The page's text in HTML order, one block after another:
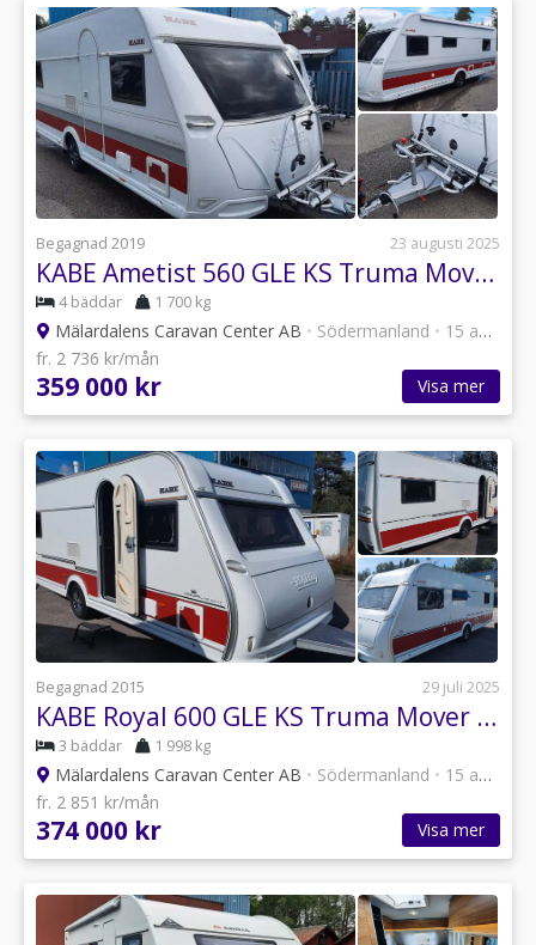
Begagnad 2019 23 augusti 2025
KABE Ametist 560 GLE KS Truma Mover / Förtält /Fiamma Markis
4 bäddar 1 700 kg
Mälardalens Caravan Center AB • Södermanland • 15 annonser
fr. 2 736 kr/mån
359 000 kr Visa mer
Begagnad 2015 29 juli 2025
KABE Royal 600 GLE KS Truma Mover XT
3 bäddar 1 998 kg
Mälardalens Caravan Center AB • Södermanland • 15 annonser
fr. 2 851 kr/mån
374 000 kr Visa mer